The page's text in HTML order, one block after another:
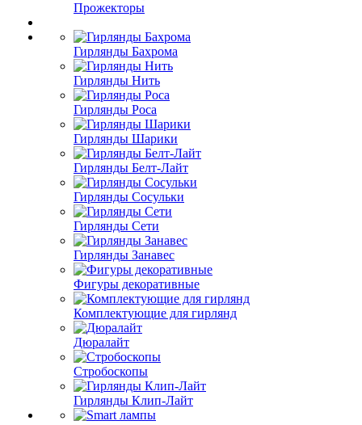
Прожекторы
Гирлянды Бахрома
Гирлянды Нить
Гирлянды Роса
Гирлянды Шарики
Гирлянды Белт-Лайт
Гирлянды Сосульки
Гирлянды Сети
Гирлянды Занавес
Фигуры декоративные
Комплектующие для гирлянд
Дюралайт
Стробоскопы
Гирлянды Клип-Лайт